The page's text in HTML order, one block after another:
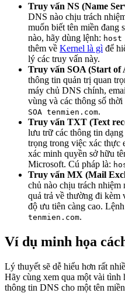
Truy vấn NS (Name
DNS nào chịu trách
muốn biết tên miền đang
nào, hãy dùng lệnh: host
thêm về Kernel là gì để
lý các truy vấn này.
Truy vấn SOA (Start of
thông tin quản trị quan
máy chủ DNS chính,
vùng và các thông số
SOA tenmien.com.
Truy vấn TXT (Text
lưu trữ các thông tin
trọng trong việc xác
xác minh quyền sở hữu
Microsoft. Cú pháp là:
Truy vấn MX (Mail
chủ nào chịu trách nhiệm
quả trả về thường đi kèm
độ ưu tiên càng cao.
tenmien.com.
Ví dụ minh họa
Lý thuyết sẽ dễ hiểu hơn rất
Hãy cùng xem qua một vài tình
thông tin DNS cho một tên